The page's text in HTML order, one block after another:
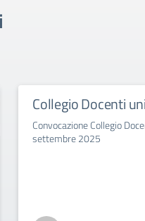
unitario
Docenti Unitario giovedì 11